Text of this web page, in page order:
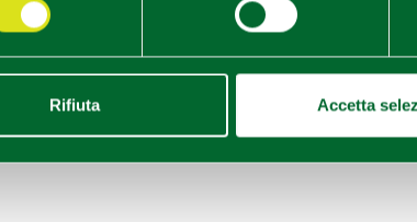
Rifiuta Accetta